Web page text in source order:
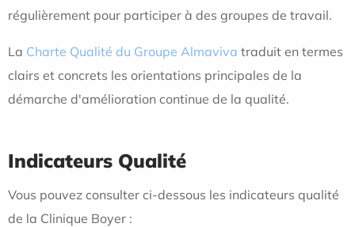
régulièrement pour participer à des groupes de travail.
La Charte Qualité du Groupe Almaviva traduit en termes
clairs et concrets les orientations principales de la
démarche d'amélioration continue de la qualité.
Indicateurs Qualité
Vous pouvez consulter ci-dessous les indicateurs qualité
de la Clinique Boyer :